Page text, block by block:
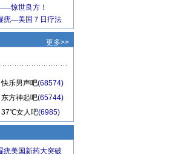
更多>>
快乐男声吧(68574)
东方神起吧(65744)
37℃女人吧(6985)